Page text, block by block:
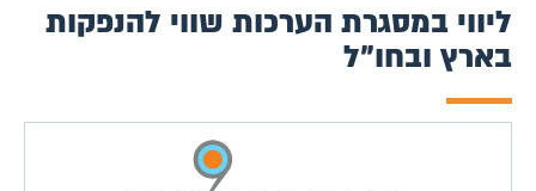
ליווי במסגרת הערכות שווי להנפקות
בארץ ובחו"ל